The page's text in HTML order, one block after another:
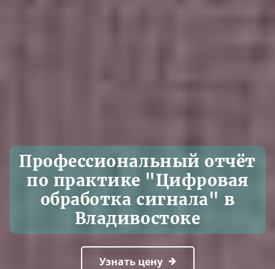
Профессиональный отчёт
по практике "Цифровая
обработка сигнала" в
Владивостоке
Узнать цену